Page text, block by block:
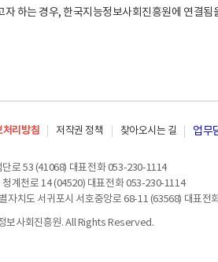
하는 경우, 한국지능정보사회진흥원에 연결
처리방침 저작권 정책 찾아오시는 길 업무
단로 53 (41068) 대표전화 053-230-1114
청계천로 14 (04520) 대표전화 053-230-1114
자치도 서귀포시 서호중앙로 68-11 (63568) 대표전
보사회진흥원. All Rights Reserved.